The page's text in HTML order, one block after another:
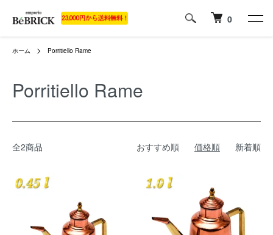
0
ホーム Porritiello Rame
Porritiello Rame
全2商品 おすすめ順 価格順 新着順